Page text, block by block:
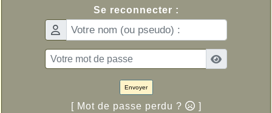
Se reconnecter :
Envoyer
[ Mot de passe perdu ? ]